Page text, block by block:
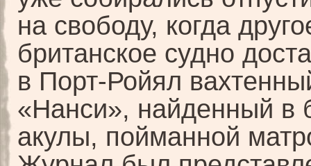
на свободу, когда
британское судно
в Порт-Ройял
«Нанси», найденный в
акулы, пойманной